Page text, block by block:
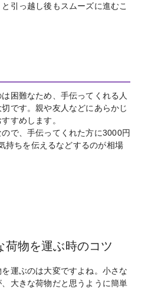
引っ越し後もスムーズに進むこ
困難なため、手伝ってくれる人
です。親や友人などにあらかじ
すめします。
で、手伝ってくれた方に3000円
持ちを伝えるなどするのが相場
荷物を運ぶ時のコツ
運ぶのは大変ですよね。小さな
大きな荷物だと思うように簡単